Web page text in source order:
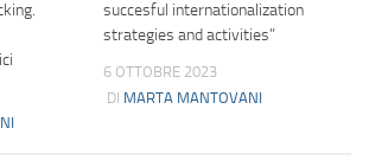
succesful internationalization
strategies and activities”
6 OTTOBRE 2023
DI MARTA MANTOVANI